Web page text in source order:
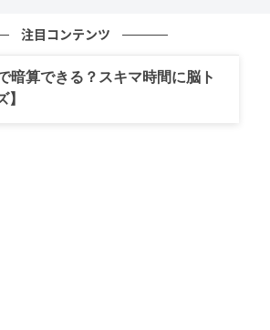
注目コンテンツ
暗算できる？スキマ時間に脳ト
】